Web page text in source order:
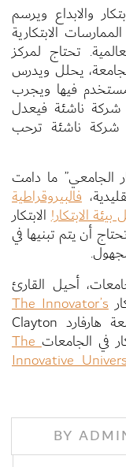
والابداع ويرسم
الابتكارية
تحتاج لمركز
يحلل ويدرس
فيها ويجرب
شركة ناشئة فيعدل
ناشئة ترحب
الجامعي” ما دامت
فالبيروقراطية
الابتكار!الابتكار
أن يتم تبنيها في
أحيل القارئ
The Innovator’s
بروفسور إدارة الأعمال بجامعة هارفارد Clayton
The
Innovative
BY